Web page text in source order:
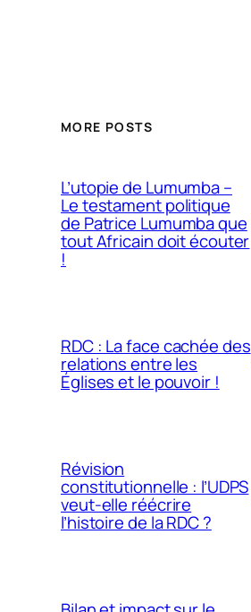
MORE POSTS
L’utopie de Lumumba –
Le testament politique
de Patrice Lumumba que
tout Africain doit écouter
!
RDC : La face cachée des
relations entre les
Églises et le pouvoir !
Révision
constitutionnelle : l’UDPS
veut-elle réécrire
l’histoire de la RDC ?